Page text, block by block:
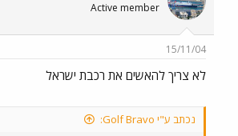
Active member
15/11/04
לא צריך להאשים את רכבת ישראל
נכתב ע"י Golf Bravo: